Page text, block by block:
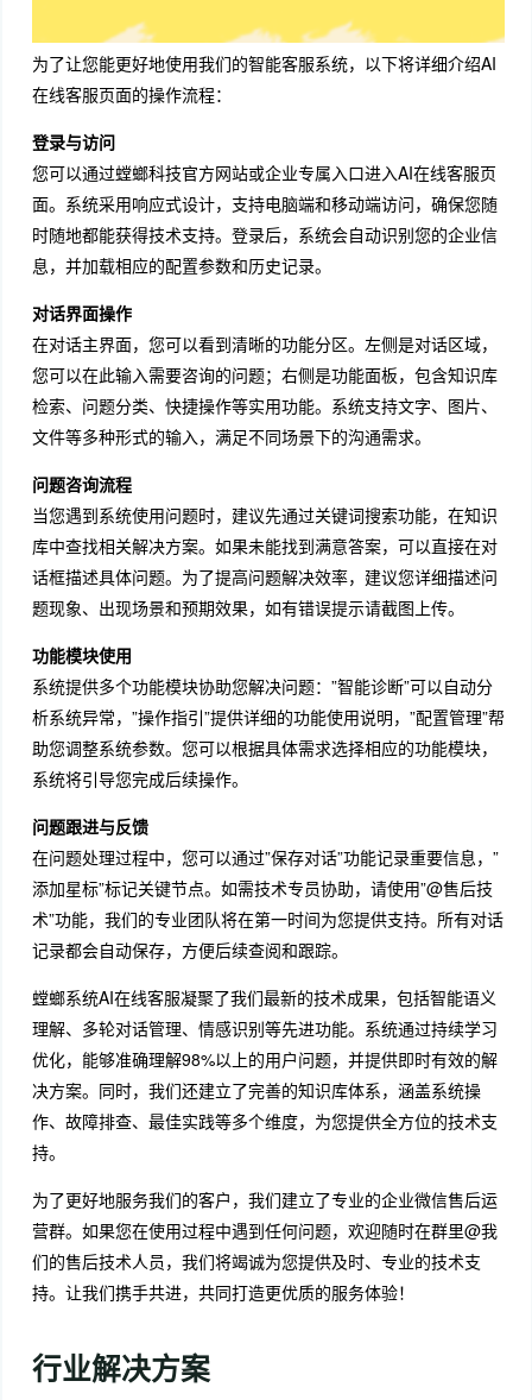
为了让您能更好地使用我们的智能客服系统，以下将详细介绍AI
在线客服页面的操作流程：
登录与访问
您可以通过螳螂科技官方网站或企业专属入口进入AI在线客服页
面。系统采用响应式设计，支持电脑端和移动端访问，确保您随
时随地都能获得技术支持。登录后，系统会自动识别您的企业信
息，并加载相应的配置参数和历史记录。
对话界面操作
在对话主界面，您可以看到清晰的功能分区。左侧是对话区域，
您可以在此输入需要咨询的问题；右侧是功能面板，包含知识库
检索、问题分类、快捷操作等实用功能。系统支持文字、图片、
文件等多种形式的输入，满足不同场景下的沟通需求。
问题咨询流程
当您遇到系统使用问题时，建议先通过关键词搜索功能，在知识
库中查找相关解决方案。如果未能找到满意答案，可以直接在对
话框描述具体问题。为了提高问题解决效率，建议您详细描述问
题现象、出现场景和预期效果，如有错误提示请截图上传。
功能模块使用
系统提供多个功能模块协助您解决问题：”智能诊断”可以自动分
析系统异常，”操作指引”提供详细的功能使用说明，”配置管理”帮
助您调整系统参数。您可以根据具体需求选择相应的功能模块，
系统将引导您完成后续操作。
问题跟进与反馈
在问题处理过程中，您可以通过”保存对话”功能记录重要信息，”
添加星标”标记关键节点。如需技术专员协助，请使用”@售后技
术”功能，我们的专业团队将在第一时间为您提供支持。所有对话
记录都会自动保存，方便后续查阅和跟踪。
螳螂系统AI在线客服凝聚了我们最新的技术成果，包括智能语义
理解、多轮对话管理、情感识别等先进功能。系统通过持续学习
优化，能够准确理解98%以上的用户问题，并提供即时有效的解
决方案。同时，我们还建立了完善的知识库体系，涵盖系统操
作、故障排查、最佳实践等多个维度，为您提供全方位的技术支
持。
为了更好地服务我们的客户，我们建立了专业的企业微信售后运
营群。如果您在使用过程中遇到任何问题，欢迎随时在群里@我
们的售后技术人员，我们将竭诚为您提供及时、专业的技术支
持。让我们携手共进，共同打造更优质的服务体验！
行业解决方案